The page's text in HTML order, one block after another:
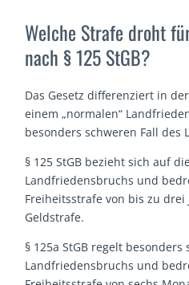
Welche Strafe droht
nach § 125 StGB?
Das Gesetz differenziert in
einem „normalen“
besonders schweren Fall des
§ 125 StGB bezieht sich auf
Landfriedensbruchs und
Freiheitsstrafe von bis zu drei
Geldstrafe.
§ 125a StGB regelt besonders
Landfriedensbruchs und